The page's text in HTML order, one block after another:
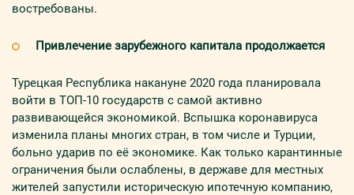
востребованы.
Привлечение зарубежного капитала продолжается
Турецкая Республика накануне 2020 года планировала
войти в ТОП-10 государств с самой активно
развивающейся экономикой. Вспышка коронавируса
изменила планы многих стран, в том числе и Турции,
больно ударив по её экономике. Как только карантинные
ограничения были ослаблены, в державе для местных
жителей запустили историческую ипотечную компанию,